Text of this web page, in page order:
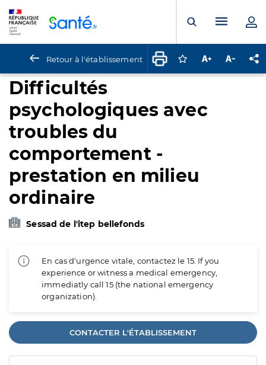
Ouvrir laMenu
Retour à l'établissement Connectez-vous
Augmenter la
Difficultés
psychologiques avec
troubles du
comportement -
prestation en milieu
ordinaire
Sessad de l'itep bellefonds
En cas d'urgence vitale, contactez le 15. If you
experience or witness a medical emergency,
immediatly call 15 (the national emergency
organization).
CONTACTER L'ÉTABLISSEMENT